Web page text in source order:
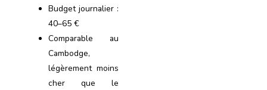
Budget journalier :
40–65 €
Comparable au
Cambodge,
légèrement moins
cher que le